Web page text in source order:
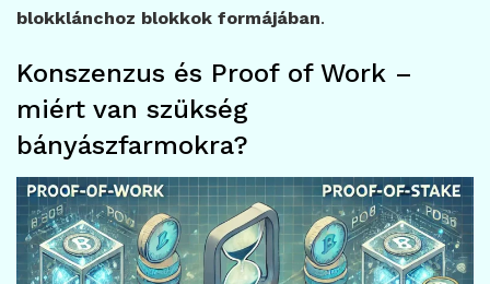
blokklánchoz blokkok formájában.
Konszenzus és Proof of Work –
miért van szükség
bányászfarmokra?